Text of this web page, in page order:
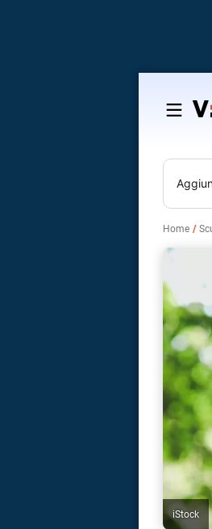
Salta
contenuto
Home
iStock